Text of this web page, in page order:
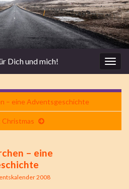
Dich und mich!
– eine Adventsgeschichte
Christmas
– eine
2008